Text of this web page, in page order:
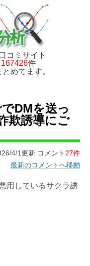
コミサイト
167426件
とめてます。
DMを送っ
欺誘導にご
4/1更新 コメント 27件
最新のコメントへ移動
用しているサクラ誘